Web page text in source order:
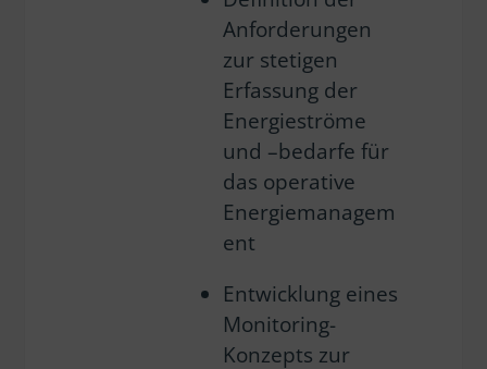
Anforderungen
zur stetigen
Erfassung der
Energieströme
und –bedarfe für
das operative
Energiemanagem
ent
Entwicklung eines
Monitoring-
Konzepts zur